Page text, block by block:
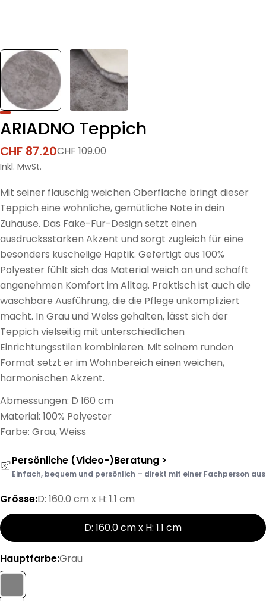
ARIADNO Teppich
Verkaufspreis
CHF 87.20
Regulärer
Preis
CHF 109.00
Inkl. MwSt.
Mit seiner flauschig weichen Oberfläche bringt dieser
Teppich eine wohnliche, gemütliche Note in dein
Zuhause. Das Fake-Fur-Design setzt einen
ausdrucksstarken Akzent und sorgt zugleich für eine
besonders kuschelige Haptik. Gefertigt aus 100%
Polyester fühlt sich das Material weich an und schafft
angenehmen Komfort im Alltag. Praktisch ist auch die
waschbare Ausführung, die die Pflege unkompliziert
macht. In Grau und Weiss gehalten, lässt sich der
Teppich vielseitig mit unterschiedlichen
Einrichtungsstilen kombinieren. Mit seinem runden
Format setzt er im Wohnbereich einen weichen,
harmonischen Akzent.
Abmessungen: D 160 cm
Material: 100% Polyester
Farbe: Grau, Weiss
Persönliche (Video-)Beratung >
Einfach, bequem und persönlich – direkt mit einer Fachperson aus
Grösse:D: 160.0 cm x H: 1.1 cm
D: 160.0 cm x H: 1.1 cm
Hauptfarbe:Grau